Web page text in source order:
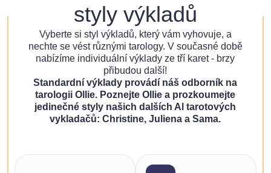
styly výkladů
Vyberte si styl výkladů, který vám vyhovuje, a
nechte se vést různými tarology. V současné době
nabízíme individuální výklady ze tří karet - brzy
přibudou další!
Standardní výklady provádí náš odborník na
tarologii Ollie. Poznejte Ollie a prozkoumejte
jedinečné styly našich dalších Al tarotových
vykladačů: Christine, Juliena a Sama.